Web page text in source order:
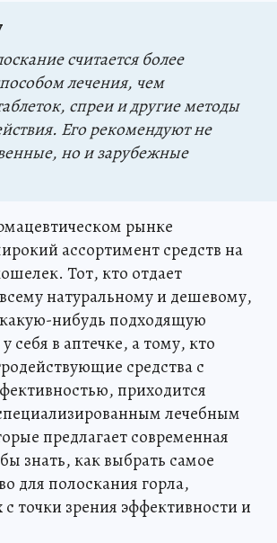
считается более
лечения, чем
спреи и другие методы
Его рекомендуют не
но и зарубежные
рынке
ассортимент средств на
Тот, кто отдает
натуральному и дешевому,
нибудь подходящую
себя в аптечке, а тому, кто
средства с
приходится
лечебным
предлагает современная
знать, как выбрать самое
для полоскания горла,
точки зрения эффективности и